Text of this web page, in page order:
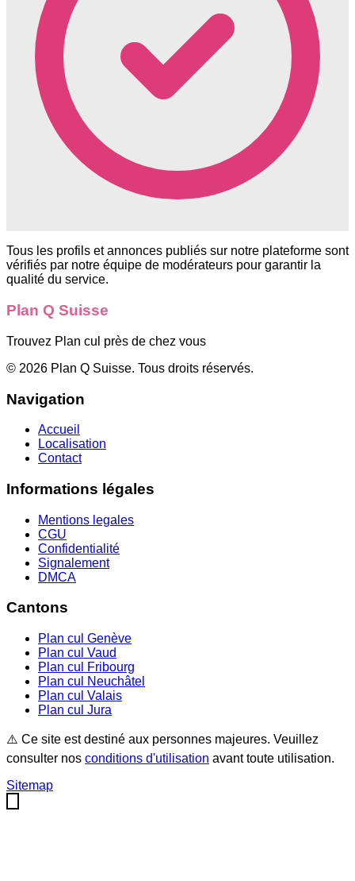
Tous les profils et annonces publiés sur notre plateforme sont
vérifiés par notre équipe de modérateurs pour garantir la
qualité du service.
Plan Q Suisse
Trouvez Plan cul près de chez vous
© 2026 Plan Q Suisse. Tous droits réservés.
Navigation
Accueil
Localisation
Contact
Informations légales
Mentions legales
CGU
Confidentialité
Signalement
DMCA
Cantons
Plan cul Genève
Plan cul Vaud
Plan cul
Fribourg
Plan cul
Neuchâtel
Plan cul Valais
Plan cul Jura
⚠️ Ce site est destiné aux personnes majeures. Veuillez
consulter nos conditions d'utilisation avant toute utilisation.
Sitemap